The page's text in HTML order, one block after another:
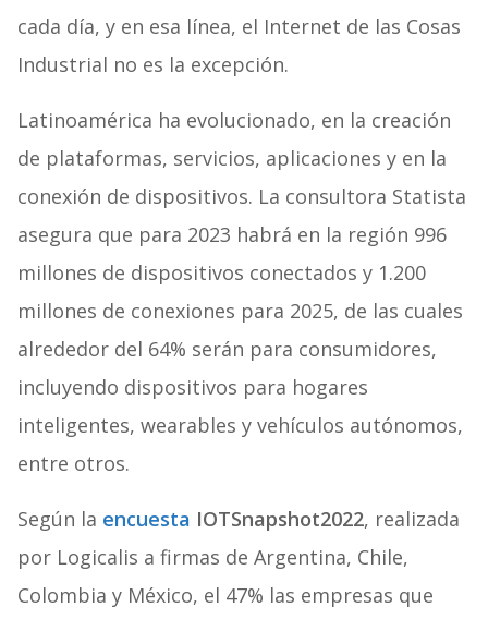
cada día, y en esa línea, el Internet de las Cosas
Industrial no es la excepción.
Latinoamérica ha evolucionado, en la creación
de plataformas, servicios, aplicaciones y en la
conexión de dispositivos. La consultora Statista
asegura que para 2023 habrá en la región 996
millones de dispositivos conectados y 1.200
millones de conexiones para 2025, de las cuales
alrededor del 64% serán para consumidores,
incluyendo dispositivos para hogares
inteligentes, wearables y vehículos autónomos,
entre otros.
Según la encuesta IOTSnapshot2022, realizada
por Logicalis a firmas de Argentina, Chile,
Colombia y México, el 47% las empresas que